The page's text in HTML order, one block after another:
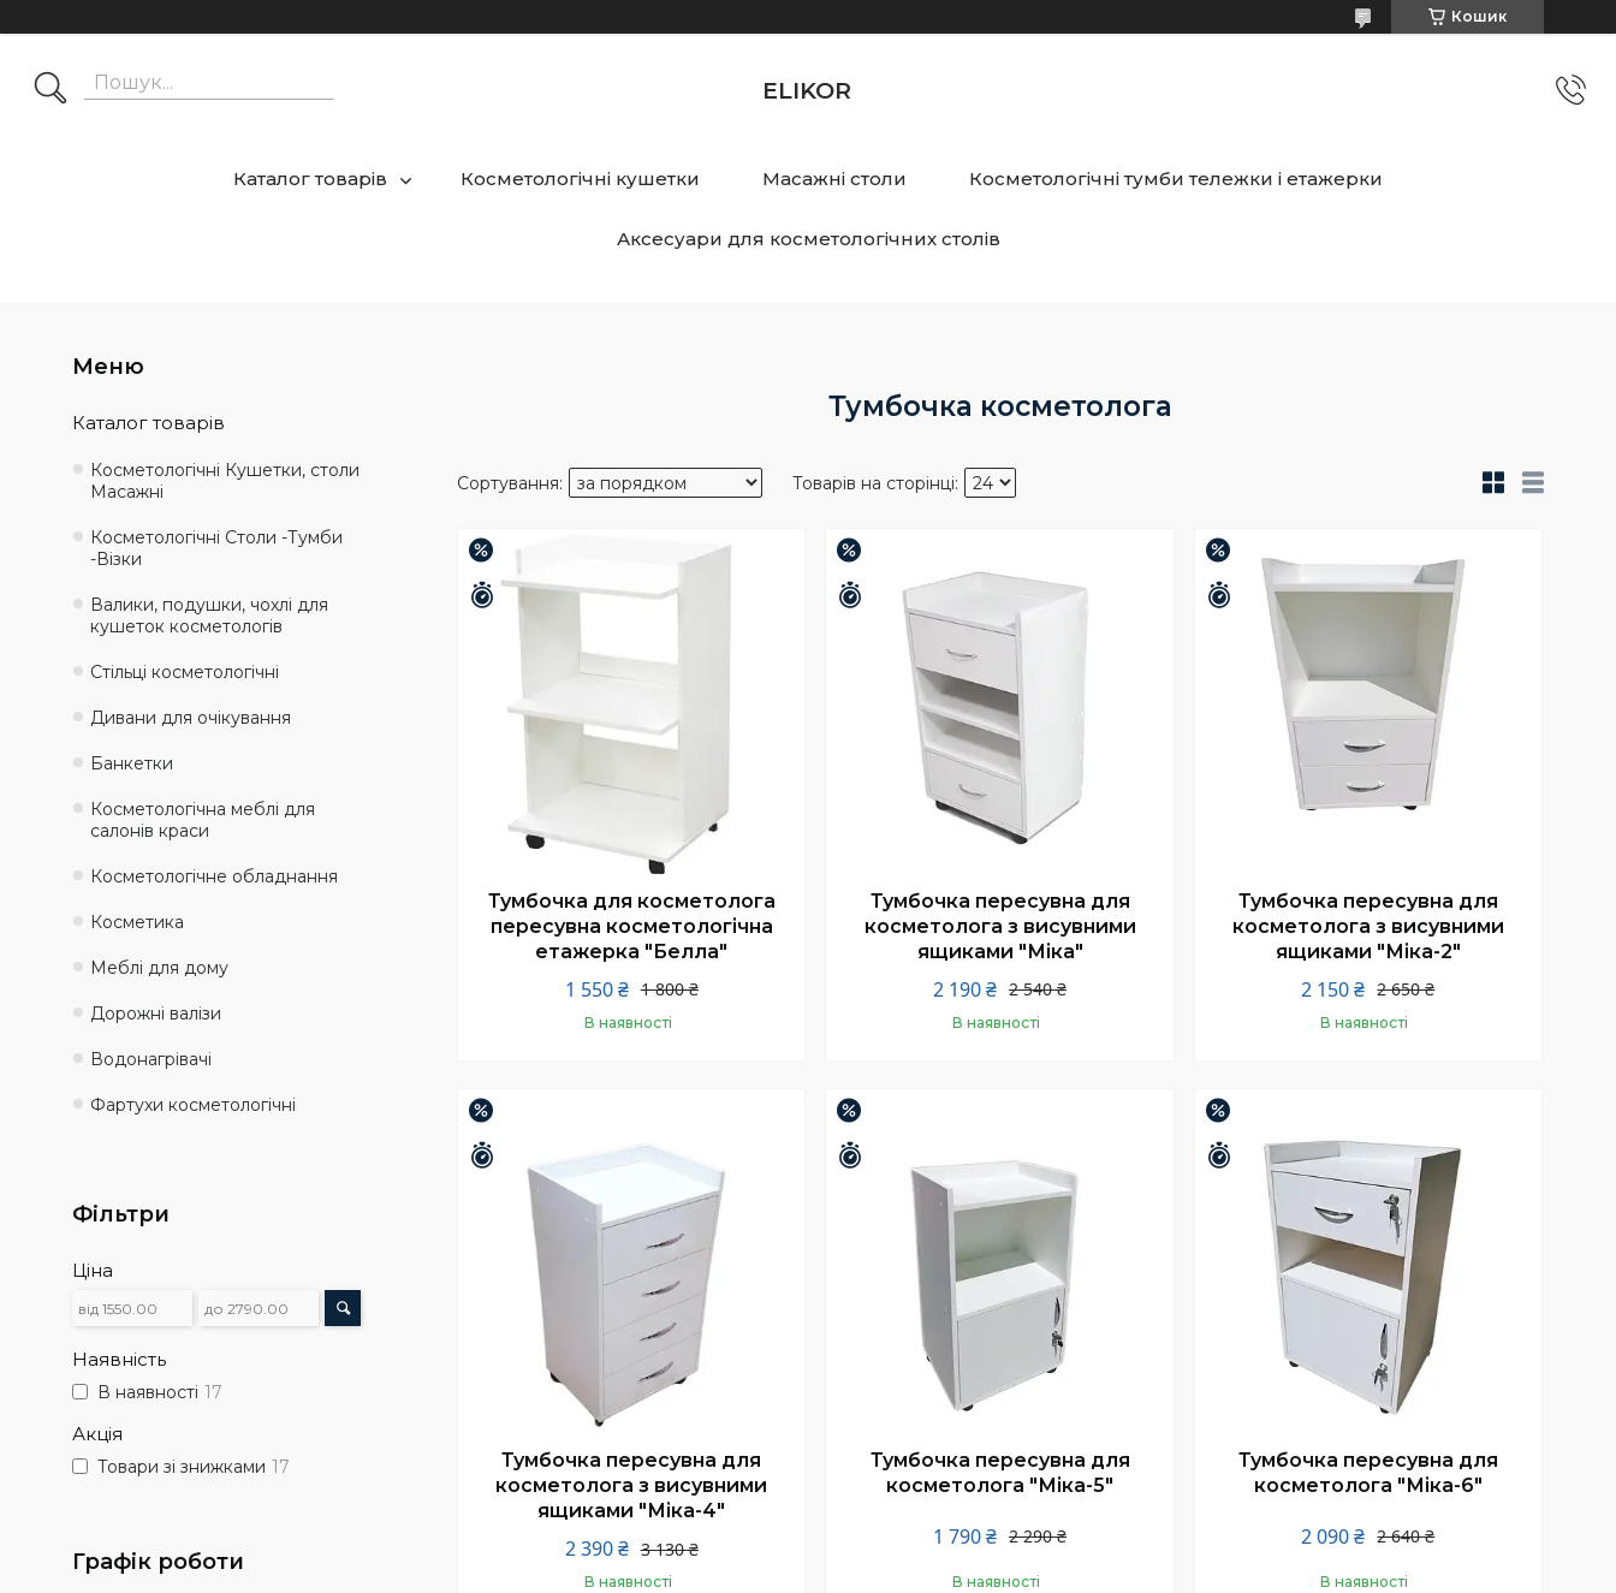
Кошик
ELIKOR
Каталог товарів Косметологічні кушетки Масажні столи Косметологічні тумби тележки і етажерки
Аксесуари для косметологічних столів
Тумбочка косметолога
–14%
Залишилось 26 днів
Тумбочка для косметолога
пересувна косметологічна
етажерка "Белла"
1 800 ₴
1 550 ₴
В наявності
Тумбочка пересувна для
косметолога з висувними
ящиками "Міка"
2 540 ₴
2 190 ₴
В наявності
Залишилось 26 днів
Тумбочка пересувна для
косметолога з висувними
ящиками "Міка-2"
2 650 ₴
2 150 ₴
В наявності
Залишилось 26 днів
Тумбочка пересувна для
косметолога з висувними
ящиками "Міка-4"
3 130 ₴
2 390 ₴
В наявності
Тумбочка пересувна для
косметолога "Міка-5"
2 290 ₴
1 790 ₴
В наявності
Залишилось 26 днів
Тумбочка пересувна для
косметолога "Міка-6"
2 640 ₴
2 090 ₴
В наявності
Каталог товарів
Косметологічні Кушетки, столи
Масажні
Косметологічні Столи -Тумби
-Візки
Валики, подушки, чохлі для
кушеток косметологів
Стільці косметологічні
Дивани для очікування
Банкетки
Косметологічна меблі для
салонів краси
Косметологічне обладнання
Косметика
Меблі для дому
Дорожні валізи
Водонагрівачі
Фартухи косметологічні
Фільтри
Ціна
Наявність
В наявності 17
Акція
Товари зі знижками 17
Графік роботи